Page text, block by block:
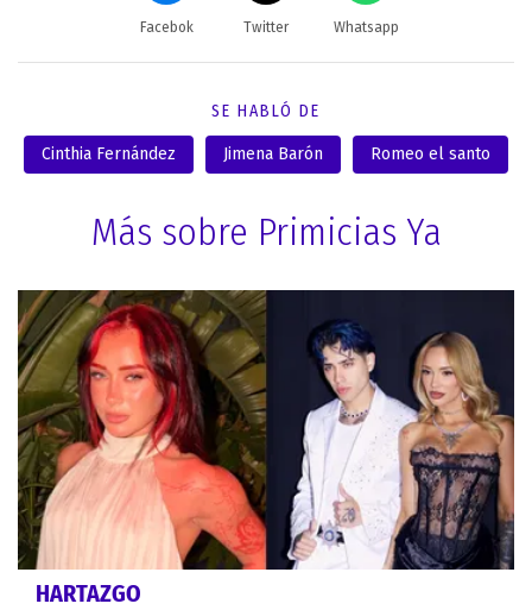
Facebok Twitter Whatsapp
SE HABLÓ DE
Cinthia Fernández Jimena Barón Romeo el santo
Más sobre Primicias Ya
HARTAZGO